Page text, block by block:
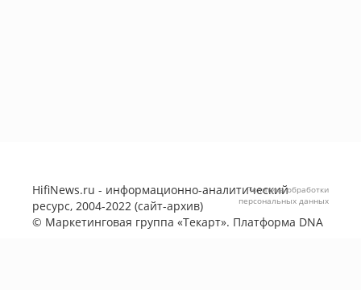
HifiNews.ru - информационно-аналитический
ресурс, 2004-2022 (сайт-архив)
© Маркетинговая группа «Текарт». Платформа DNA
Политика обработки
персональных данных